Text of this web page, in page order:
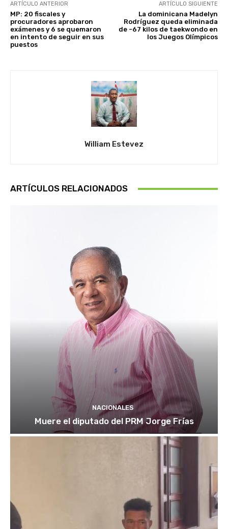
ARTÍCULO ANTERIOR
MP: 20 fiscales y
procuradores aprobaron
exámenes y 6 se quemaron
en intento de seguir en sus
puestos
ARTÍCULO SIGUIENTE
La dominicana Madelyn
Rodríguez queda eliminada
de -67 kilos de taekwondo en
los Juegos Olímpicos
William Estevez
ARTÍCULOS RELACIONADOS
NACIONALES
Muere el diputado del PRM Jorge Frías